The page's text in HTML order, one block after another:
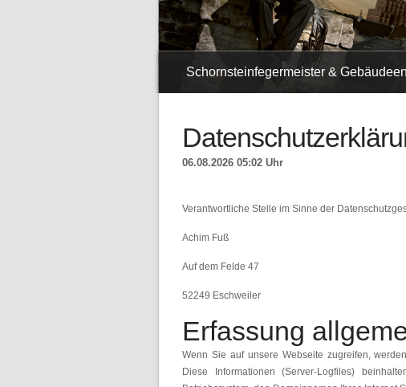
Schornsteinfegermeister &
06.08.2026 05:02 Uhr
Verantwortliche Stelle im Sinne der
Achim Fuß
Auf dem Felde 47
52249 Eschweiler
Erfassung
Wenn Sie auf unsere Webseite zugreifen,
Diese Informationen (Server-Logfiles)